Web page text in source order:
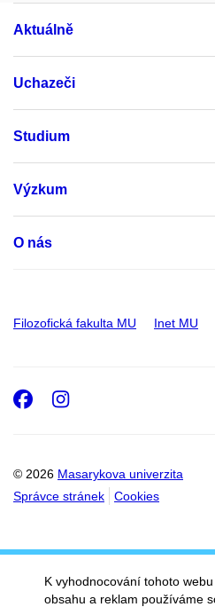
Aktuálně
Uchazeči
Studium
Výzkum
O nás
Filozofická fakulta MU Inet MU
© 2026 Masarykova univerzita
Správce stránek
Cookies
Facebook
Instagram
K vyhodnocování tohoto
obsahu a reklam používáme